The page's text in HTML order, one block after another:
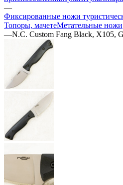
—
Фиксированные ножи
Топоры, мачетеМетательные ножи
—N.C. Custom Fang Black, X105,